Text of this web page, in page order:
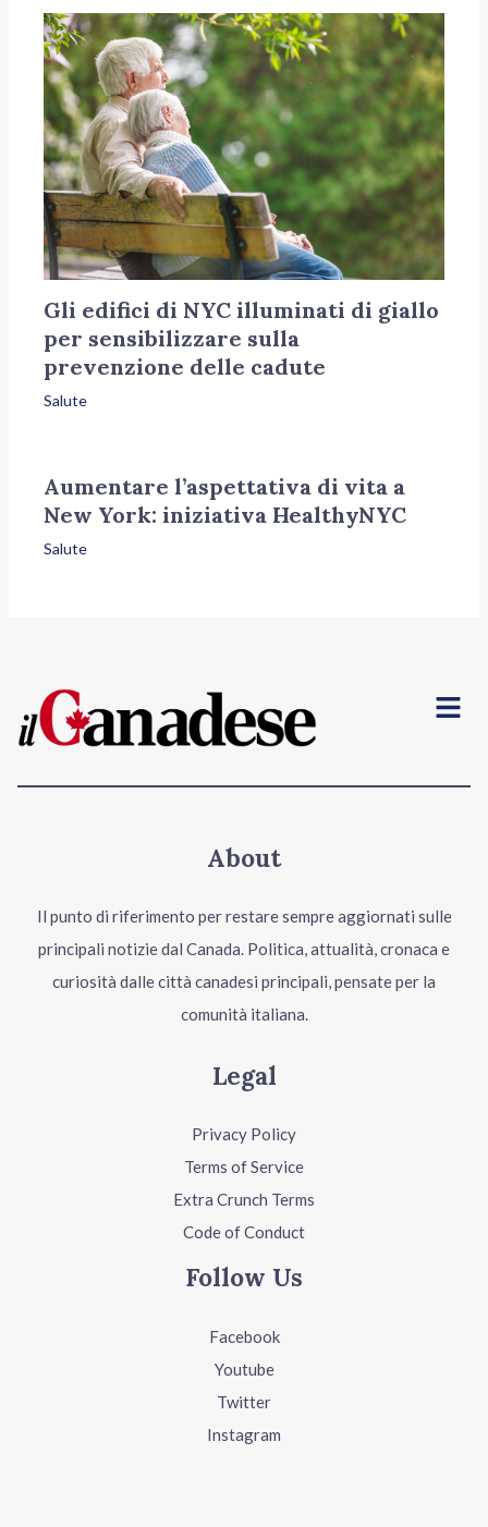
Gli edifici di NYC illuminati di giallo
per sensibilizzare sulla
prevenzione delle cadute
Salute
Aumentare l’aspettativa di vita a
New York: iniziativa HealthyNYC
Salute
Menu
About
Il punto di riferimento per restare sempre aggiornati sulle
principali notizie dal Canada. Politica, attualità, cronaca e
curiosità dalle città canadesi principali, pensate per la
comunità italiana.
Legal
Privacy Policy
Terms of Service
Extra Crunch Terms
Code of Conduct
Follow Us
Facebook
Youtube
Twitter
Instagram